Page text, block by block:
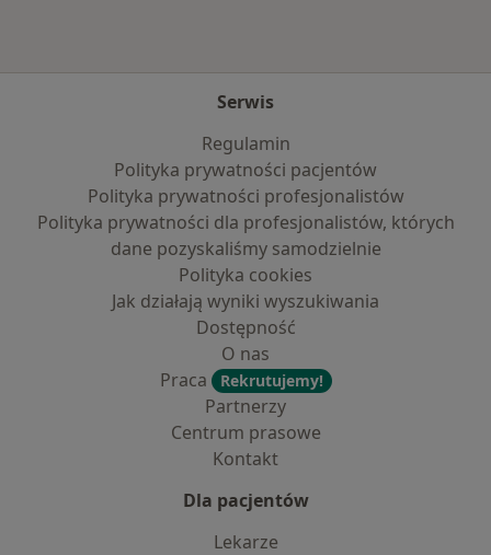
Serwis
Regulamin
Polityka prywatności pacjentów
Polityka prywatności profesjonalistów
Polityka prywatności dla profesjonalistów, których
dane pozyskaliśmy samodzielnie
Polityka cookies
Jak działają wyniki wyszukiwania
Dostępność
O nas
Praca
Rekrutujemy!
Partnerzy
Centrum prasowe
Kontakt
Dla pacjentów
Lekarze